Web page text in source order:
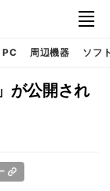
周辺機器 ソフ
が公開され